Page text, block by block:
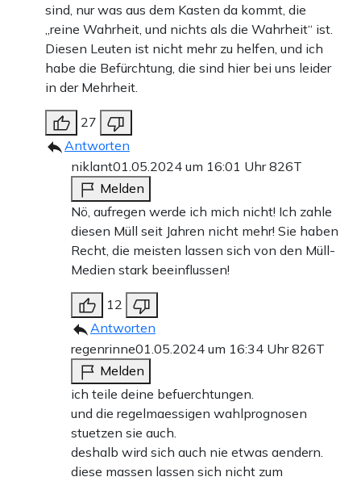
sind, nur was aus dem Kasten da kommt, die
„reine Wahrheit, und nichts als die Wahrheit“ ist.
Diesen Leuten ist nicht mehr zu helfen, und ich
habe die Befürchtung, die sind hier bei uns leider
in der Mehrheit.
27
Antworten
niklant01.05.2024 um 16:01 Uhr826T
Melden
Nö, aufregen werde ich mich nicht! Ich zahle
diesen Müll seit Jahren nicht mehr! Sie haben
Recht, die meisten lassen sich von den Müll-
Medien stark beeinflussen!
12
Antworten
regenrinne01.05.2024 um 16:34 Uhr826T
Melden
ich teile deine befuerchtungen.
und die regelmaessigen wahlprognosen
stuetzen sie auch.
deshalb wird sich auch nie etwas aendern.
diese massen lassen sich nicht zum